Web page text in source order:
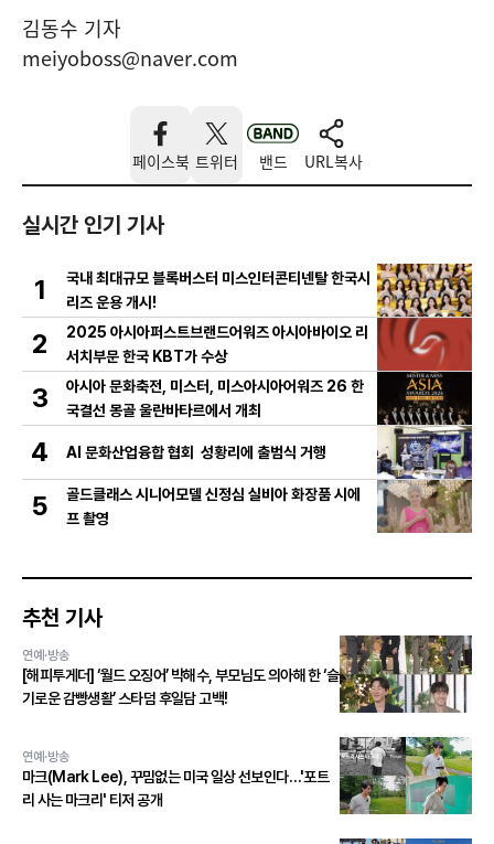
김동수 기자
meiyoboss@naver.com
페이스북 트위터 밴드 URL복사
실시간 인기 기사
1
국내 최대규모 블록버스터 미스인터콘티넨탈 한국시
리즈 운용 개시!
2
2025 아시아퍼스트브랜드어워즈 아시아바이오 리
서치부문 한국 KBT가 수상
3
아시아 문화축전, 미스터, 미스아시아어워즈 26 한
국결선 몽골 울란바타르에서 개최
4 AI 문화산업융합 협회 성황리에 출범식 거행
5
골드클래스 시니어모델 신정심 실비아 화장품 시에
프 촬영
추천 기사
연예·방송
[해피투게더] ‘월드 오징어’ 박해수, 부모님도 의아해 한 ‘슬
기로운 감빵생활’ 스타덤 후일담 고백!
연예·방송
마크(Mark Lee), 꾸밈없는 미국 일상 선보인다…'포트
리 사는 마크리' 티저 공개